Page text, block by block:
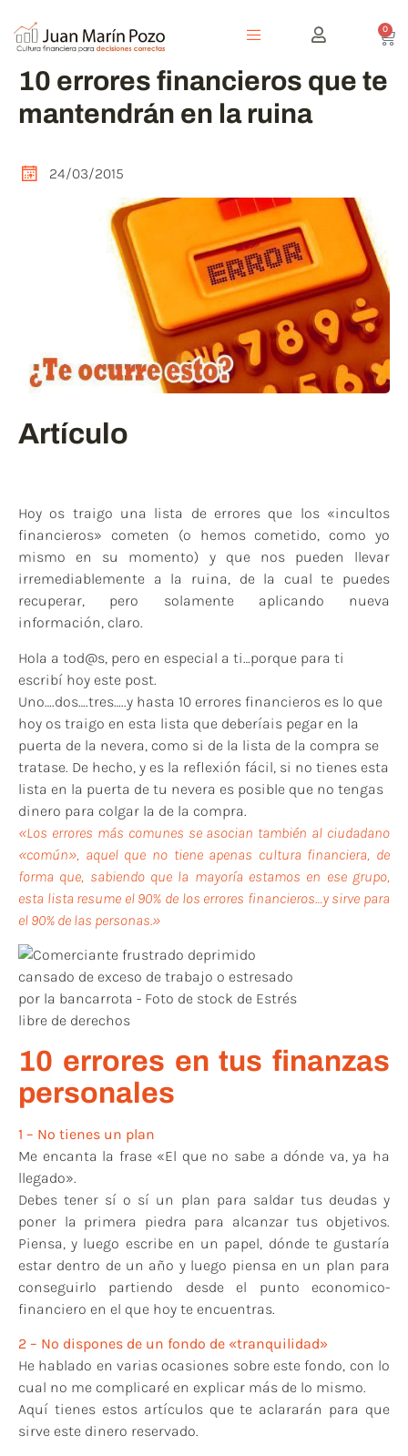
0
10 errores financieros que te
mantendrán en la ruina
24/03/2015
Artículo
Hoy os traigo una lista de errores que los «incultos
financieros» cometen (o hemos cometido, como yo
mismo en su momento) y que nos pueden llevar
irremediablemente a la ruina, de la cual te puedes
recuperar, pero solamente aplicando nueva
información, claro.
Hola a tod@s, pero en especial a ti…porque para ti
escribí hoy este post.
Uno….dos….tres…..y hasta 10 errores financieros es lo que
hoy os traigo en esta lista que deberíais pegar en la
puerta de la nevera, como si de la lista de la compra se
tratase. De hecho, y es la reflexión fácil, si no tienes esta
lista en la puerta de tu nevera es posible que no tengas
dinero para colgar la de la compra.
«Los errores más comunes se asocian también al ciudadano
«común», aquel que no tiene apenas cultura financiera, de
forma que, sabiendo que la mayoría estamos en ese grupo,
esta lista resume el 90% de los errores financieros…y sirve para
el 90% de las personas.»
10 errores en tus finanzas
personales
1 – No tienes un plan
Me encanta la frase «El que no sabe a dónde va, ya ha
llegado».
Debes tener sí o sí un plan para saldar tus deudas y
poner la primera piedra para alcanzar tus objetivos.
Piensa, y luego escribe en un papel, dónde te gustaría
estar dentro de un año y luego piensa en un plan para
conseguirlo partiendo desde el punto economico-
financiero en el que hoy te encuentras.
2 – No dispones de un fondo de «tranquilidad»
He hablado en varias ocasiones sobre este fondo, con lo
cual no me complicaré en explicar más de lo mismo.
Aquí tienes estos artículos que te aclararán para que
sirve este dinero reservado.